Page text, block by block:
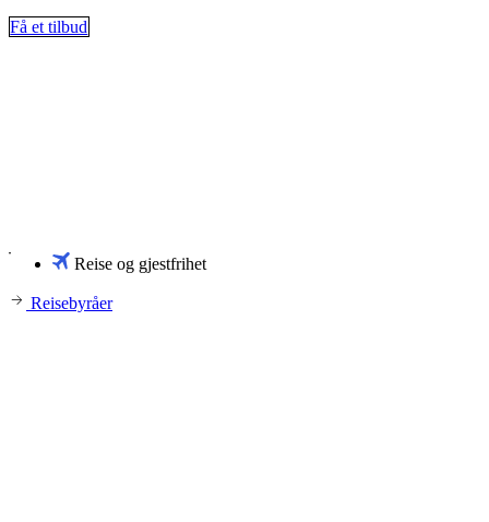
Få et tilbud
Reise og gjestfrihet
Reisebyråer